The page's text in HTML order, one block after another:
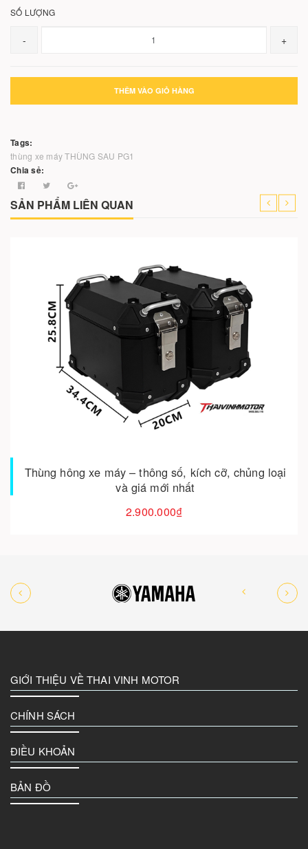
SỐ LƯỢNG
- +
THÊM VÀO GIỎ HÀNG
Tags:
thùng xe máyTHÙNG SAU PG1
Chia sẻ:
SẢN PHẨM LIÊN QUAN
Thùng hông xe máy – thông số, kích cỡ, chủng loại
và giá mới nhất
2.900.000₫
Cho vào giỏ hàng
GIỚI THIỆU VỀ THAI VINH MOTOR
CHÍNH SÁCH
ĐIỀU KHOẢN
BẢN ĐỒ